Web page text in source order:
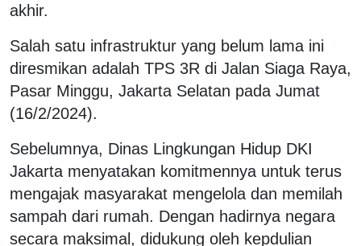
akhir.
Salah satu infrastruktur yang belum lama ini
diresmikan adalah TPS 3R di Jalan Siaga Raya,
Pasar Minggu, Jakarta Selatan pada Jumat
(16/2/2024).
Sebelumnya, Dinas Lingkungan Hidup DKI
Jakarta menyatakan komitmennya untuk terus
mengajak masyarakat mengelola dan memilah
sampah dari rumah. Dengan hadirnya negara
secara maksimal, didukung oleh kepdulian